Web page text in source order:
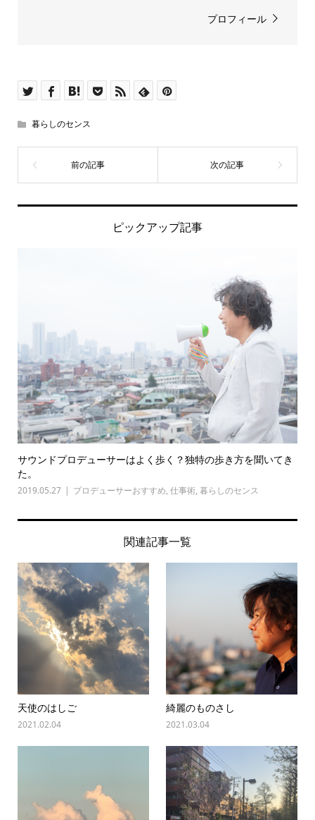
プロフィール
暮らしのセンス
ピックアップ記事
サウンドプロデューサーはよく歩く？独特の歩き方を聞いてき
た。
2019.05.27 プロデューサーおすすめ, 仕事術, 暮らしのセンス
関連記事一覧
天使のはしご
2021.02.04
綺麗のものさし
2021.03.04